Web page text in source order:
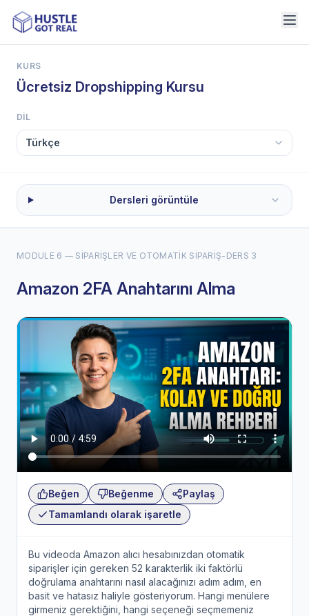
KURS
Ücretsiz Dropshipping Kursu
DIL
Dersleri görüntüle
MODULE 6 — SIPARIŞLER VE OTOMATIK SIPARIŞ- DERS 3
Amazon 2FA Anahtarını Alma
Beğen Beğenme
Paylaş
Tamamlandı olarak işaretle
Bu videoda Amazon alıcı hesabınızdan otomatik
siparişler için gereken 52 karakterlik iki faktörlü
doğrulama anahtarını nasıl alacağınızı adım adım, en
basit ve hatasız haliyle gösteriyorum. Hangi menülere
girmeniz gerektiğini, hangi seçeneği seçmemeniz